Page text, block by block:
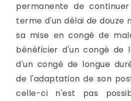
permanente de
terme d'un délai de douze
sa mise en congé de
bénéficier d'un congé de
d'un congé de longue
de l'adaptation de son
celle-ci n'est pas